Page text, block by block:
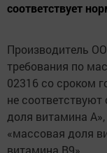
соответствует
Производитель
требования по
02316 со сроком
не
доля витамина
«массовая доля
витамина В9».